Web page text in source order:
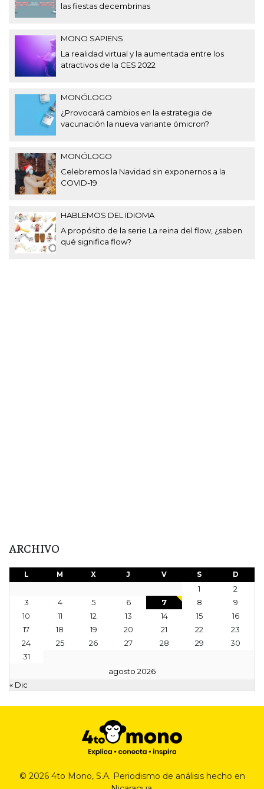
las fiestas decembrinas
MONO SAPIENS
La realidad virtual y la aumentada entre los
atractivos de la CES 2022
MONÓLOGO
¿Provocará cambios en la estrategia de
vacunación la nueva variante ómicron?
MONÓLOGO
Celebremos la Navidad sin exponernos a la
COVID-19
HABLEMOS DEL IDIOMA
A propósito de la serie La reina del flow, ¿saben
qué significa flow?
ARCHIVO
agosto 2026
L M X J V S D
1
2
3
4 5 6 7 8
9
10
11 12 13 14 15
16
17
18 19 20 21 22
23
24
25 26 27 28 29
30
31
« Dic
© 2026 4to Mono, S.A. Periodismo de análisis hecho en